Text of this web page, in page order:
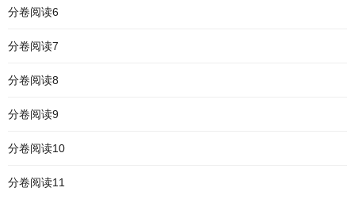
分卷阅读6
分卷阅读7
分卷阅读8
分卷阅读9
分卷阅读10
分卷阅读11